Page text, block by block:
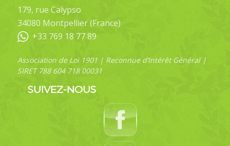
179, rue Calypso
34080 Montpellier (France)
+33 769 18 77 89
Association de Loi 1901 | Reconnue d’Intérêt Général |
SIRET 788 604 718 00031
SUIVEZ-NOUS